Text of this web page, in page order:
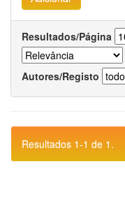
Resultados/Página
Autores/Registo
Resultados 1-1 de 1.